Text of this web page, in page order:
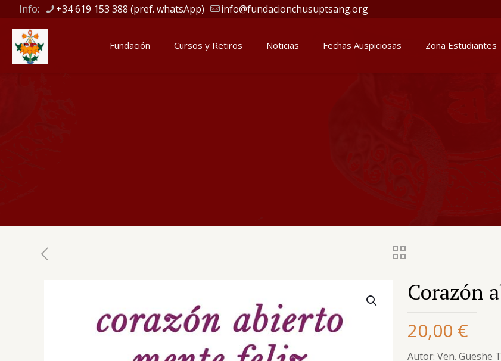
Info: +34 619 153 388 (pref. whatsApp) info@fundacionchusuptsang.org
Fundación Cursos y Retiros Noticias Fechas Auspiciosas Zona Estudiantes
Corazón
20,00 €
Autor: Ven. Gueshe